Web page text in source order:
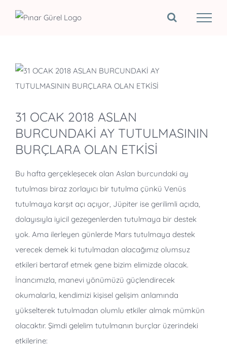
View
Larger
31 OCAK 2018 ASLAN
BURCUNDAKİ AY TUTULMASININ
BURÇLARA OLAN ETKİSİ
Bu hafta gerçekleşecek olan Aslan burcundaki ay
tutulması biraz zorlayıcı bir tutulma çünkü Venüs
tutulmaya karşıt açı açıyor, Jüpiter ise gerilimli açıda,
dolayısıyla iyicil gezegenlerden tutulmaya bir destek
yok. Ama ilerleyen günlerde Mars tutulmaya destek
verecek demek ki tutulmadan alacağımız olumsuz
etkileri bertaraf etmek gene bizim elimizde olacak.
İnancımızla, manevi yönümüzü güçlendirecek
okumalarla, kendimizi kişisel gelişim anlamında
yükselterek tutulmadan olumlu etkiler almak mümkün
olacaktır. Şimdi gelelim tutulmanın burçlar üzerindeki
etkilerine: